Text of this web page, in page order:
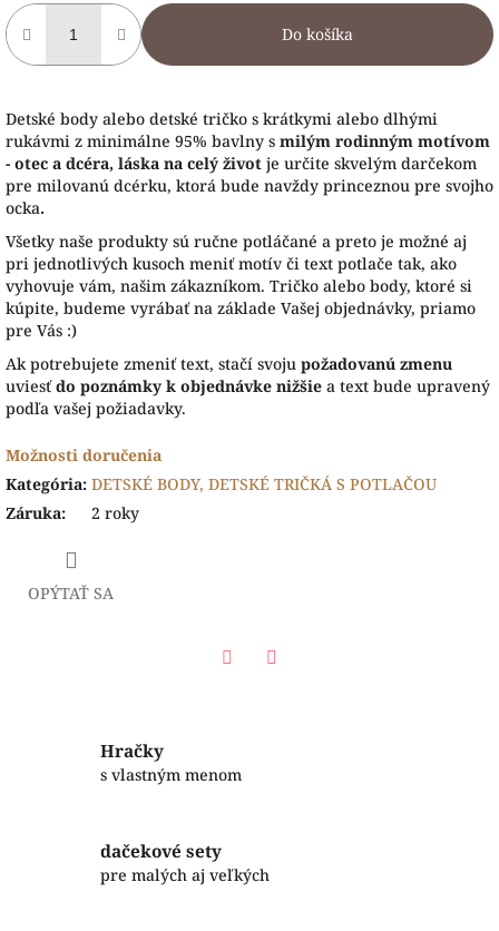
Do košíka
Detské body alebo detské tričko s krátkymi alebo dlhými
rukávmi z minimálne 95% bavlny s milým rodinným motívom
- otec a dcéra, láska na celý život je určite skvelým darčekom
pre milovanú dcérku, ktorá bude navždy princeznou pre svojho
ocka.
Všetky naše produkty sú ručne potláčané a preto je možné aj
pri jednotlivých kusoch meniť motív či text potlače tak, ako
vyhovuje vám, našim zákazníkom. Tričko alebo body, ktoré si
kúpite, budeme vyrábať na základe Vašej objednávky, priamo
pre Vás :)
Ak potrebujete zmeniť text, stačí svoju požadovanú zmenu
uviesťdo poznámky k objednávke nižšie a text bude upravený
podľa vašej požiadavky.
Možnosti doručenia
Kategória: DETSKÉ BODY, DETSKÉ TRIČKÁ S POTLAČOU
Záruka: 2 roky
OPÝTAŤ SA
Hračky
s vlastným menom
dačekové sety
pre malých aj veľkých